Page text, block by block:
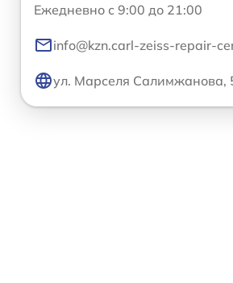
Ежедневно с 9:00 до 21:00
info@kzn.carl-zeiss-repair-
ул. Марселя Салимжанова,